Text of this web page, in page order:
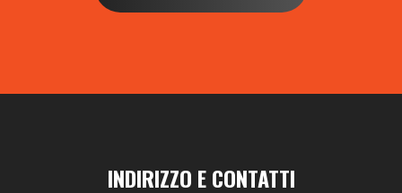
INDIRIZZO E CONTATTI